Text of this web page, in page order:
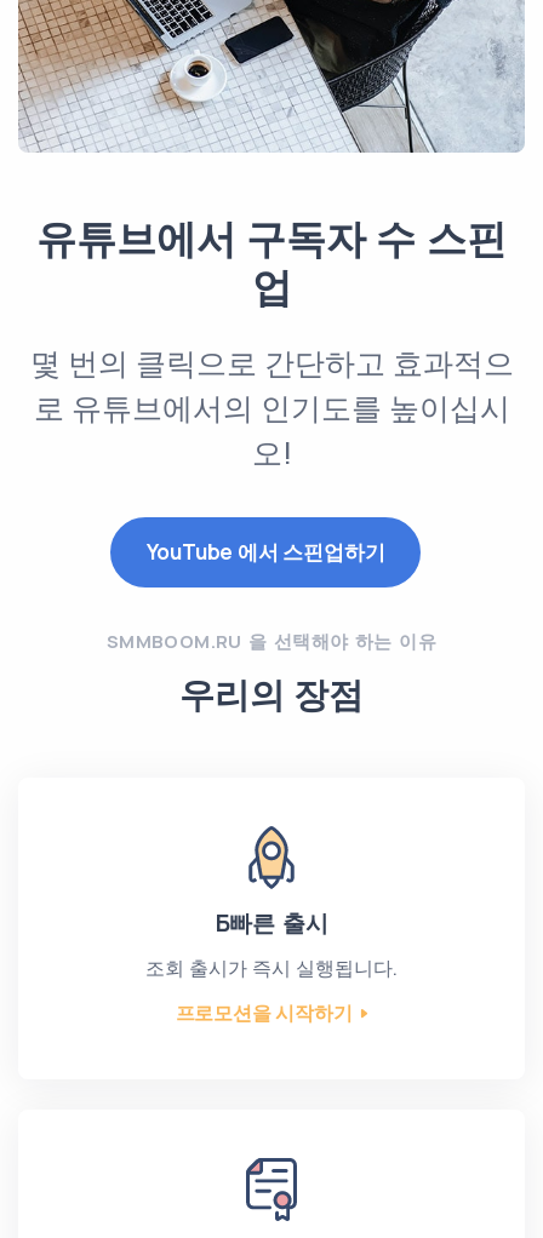
유튜브에서 구독자 수 스핀
업
몇 번의 클릭으로 간단하고 효과적으
로 유튜브에서의 인기도를 높이십시
오!
YouTube 에서 스핀업하기
SMMBOOM.RU 을 선택해야 하는 이유
우리의 장점
Б빠른 출시
조회 출시가 즉시 실행됩니다.
프로모션을 시작하기